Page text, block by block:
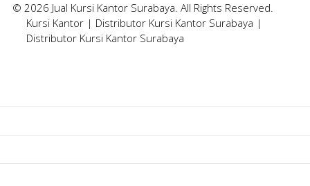
© 2026 Jual Kursi Kantor Surabaya. All Rights Reserved.
Kursi Kantor| Distributor Kursi Kantor Surabaya |
Distributor Kursi Kantor Surabaya